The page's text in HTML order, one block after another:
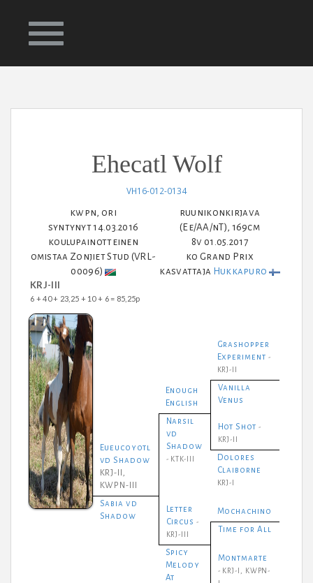
HEVOSET
KILPAHEVOSET
Ehecatl Wolf
VH16-012-0134
kwpn, ori
syntynyt 14.03.2016
koulupainotteinen
omistaa Zonjiet Stud (VRL-
00096)
ruunikonkirjava
(Ee/AA/nT), 169cm
8v 01.05.2017
ko Grand Prix
kasvattaja Hukkapuro
KRJ-III
6 + 40 + 23,25 + 10 + 6 = 85,25p
Eueucoyotl
vd Shadow
KRJ-II,
KWPN-III
Enough
English
Grashopper
Experiment -
KRJ-II
Vanilla
Venus
Narsil
vd
Shadow
- KTK-III
Hot Shot -
KRJ-II
Dolores
Claiborne
KRJ-I
Sabia vd
Shadow
Letter
Circus -
KRJ-III
Mochachino
Time for All
Spicy
Melody
At
Montmarte
- KRJ-I, KWPN-